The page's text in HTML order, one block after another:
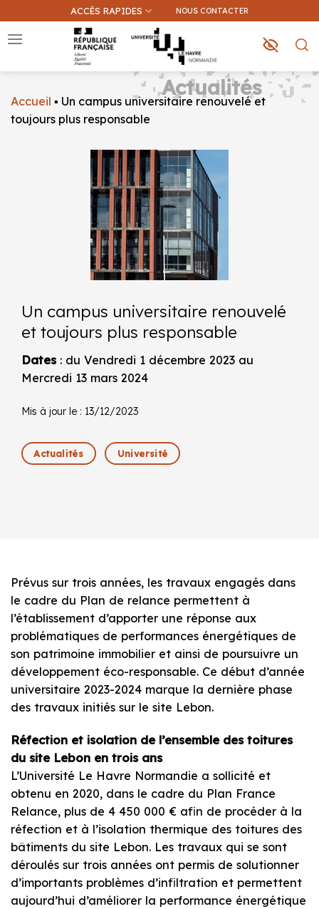
au
contenu
ACCÈS RAPIDES NOUS CONTACTER
Que recherchez-vous ?
Une formation
Accueil ▪ Un campus universitaire renouvelé et
toujours plus responsable
Un campus universitaire renouvelé
et toujours plus responsable
Dates : du Vendredi 1 décembre 2023 au
Mercredi 13 mars 2024
Mis à jour le : 13/12/2023
Actualités Université
Actualités
Prévus sur trois années, les travaux engagés dans
le cadre du Plan de relance permettent à
l’établissement d’apporter une réponse aux
problématiques de performances énergétiques de
son patrimoine immobilier et ainsi de poursuivre un
développement éco-responsable. Ce début d’année
universitaire 2023-2024 marque la dernière phase
des travaux initiés sur le site Lebon.
Réfection et isolation de l’ensemble des toitures
du site Lebon en trois ans
L’Université Le Havre Normandie a sollicité et
obtenu en 2020, dans le cadre du Plan France
Relance, plus de 4 450 000 € afin de procéder à la
réfection et à l’isolation thermique des toitures des
bâtiments du site Lebon. Les travaux qui se sont
déroulés sur trois années ont permis de solutionner
d’importants problèmes d’infiltration et permettent
aujourd’hui d’améliorer la performance énergétique